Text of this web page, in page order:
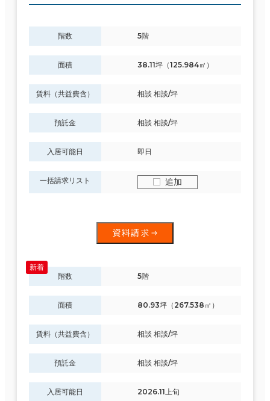
階数 5階
面積 38.11坪（125.984㎡）
賃料（共益費含） 相談 相談/坪
預託金 相談 相談/坪
入居可能日 即日
一括請求リスト 追加
資料請求
階数 5階
面積 80.93坪（267.538㎡）
賃料（共益費含） 相談 相談/坪
預託金 相談 相談/坪
入居可能日 2026.11上旬